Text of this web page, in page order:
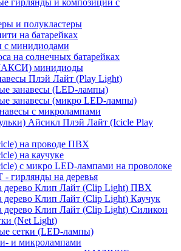
гирлянды и композиции с
и полукластеры
на батарейках
с минидиодами
на солнечных батарейках
минидиоды
Плэй Лайт (Play Light)
занавесы (LED-лампы)
занавесы (микро LED-лампы)
с микролампами
Айсикл Плэй Лайт (Icicle Play
на проводе ПВХ
на каучуке
с микро LED-лампами на проволоке
на деревья
дерево Клип Лайт (Clip Light) ПВХ
дерево Клип Лайт (Clip Light) Каучук
дерево Клип Лайт (Clip Light) Силикон
(Net Light)
сетки (LED-лампы)
и микролампами